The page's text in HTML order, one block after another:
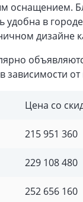
оснащением.
удобна в
дизайне
зависимости
Цена со
215 951 360
229 108 480
252 656 160